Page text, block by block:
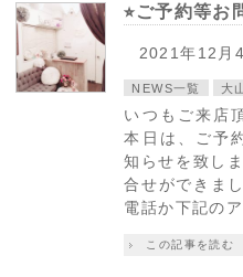
⭐︎ご予約等お
2021年12月
NEWS一覧 大
いつもご来店
本日は、ご予
知らせを致し
合せができま
電話か下記の
この記事を読む